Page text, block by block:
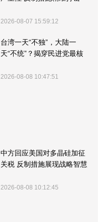
2026-08-07 15:59:12
台湾一天“不独”，大陆一
天“不统”？揭穿民进党最核
2026-08-08 10:47:51
中方回应美国对多晶硅加征
关税 反制措施展现战略智慧
2026-08-08 10:12:45